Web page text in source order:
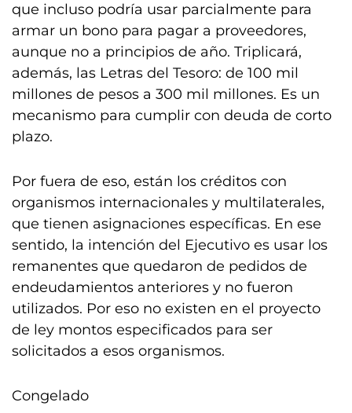
que incluso podría usar parcialmente para
armar un bono para pagar a proveedores,
aunque no a principios de año. Triplicará,
además, las Letras del Tesoro: de 100 mil
millones de pesos a 300 mil millones. Es un
mecanismo para cumplir con deuda de corto
plazo.
Por fuera de eso, están los créditos con
organismos internacionales y multilaterales,
que tienen asignaciones específicas. En ese
sentido, la intención del Ejecutivo es usar los
remanentes que quedaron de pedidos de
endeudamientos anteriores y no fueron
utilizados. Por eso no existen en el proyecto
de ley montos especificados para ser
solicitados a esos organismos.
Congelado